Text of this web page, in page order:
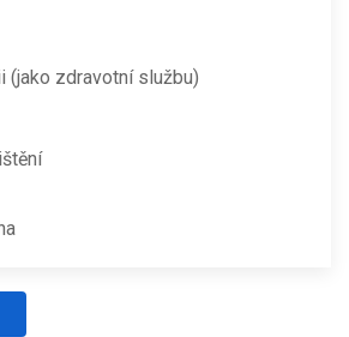
(jako zdravotní službu)